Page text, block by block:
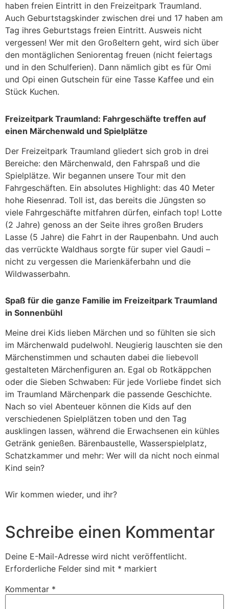
haben freien Eintritt in den Freizeitpark Traumland.
Auch Geburtstagskinder zwischen drei und 17 haben am
Tag ihres Geburtstags freien Eintritt. Ausweis nicht
vergessen! Wer mit den Großeltern geht, wird sich über
den montäglichen Seniorentag freuen (nicht feiertags
und in den Schulferien). Dann nämlich gibt es für Omi
und Opi einen Gutschein für eine Tasse Kaffee und ein
Stück Kuchen.
Freizeitpark Traumland: Fahrgeschäfte treffen auf
einen Märchenwald und Spielplätze
Der Freizeitpark Traumland gliedert sich grob in drei
Bereiche: den Märchenwald, den Fahrspaß und die
Spielplätze. Wir begannen unsere Tour mit den
Fahrgeschäften. Ein absolutes Highlight: das 40 Meter
hohe Riesenrad. Toll ist, das bereits die Jüngsten so
viele Fahrgeschäfte mitfahren dürfen, einfach top! Lotte
(2 Jahre) genoss an der Seite ihres großen Bruders
Lasse (5 Jahre) die Fahrt in der Raupenbahn. Und auch
das verrückte Waldhaus sorgte für super viel Gaudi –
nicht zu vergessen die Marienkäferbahn und die
Wildwasserbahn.
Spaß für die ganze Familie im Freizeitpark Traumland
in Sonnenbühl
Meine drei Kids lieben Märchen und so fühlten sie sich
im Märchenwald pudelwohl. Neugierig lauschten sie den
Märchenstimmen und schauten dabei die liebevoll
gestalteten Märchenfiguren an. Egal ob Rotkäppchen
oder die Sieben Schwaben: Für jede Vorliebe findet sich
im Traumland Märchenpark die passende Geschichte.
Nach so viel Abenteuer können die Kids auf den
verschiedenen Spielplätzen toben und den Tag
ausklingen lassen, während die Erwachsenen ein kühles
Getränk genießen. Bärenbaustelle, Wasserspielplatz,
Schatzkammer und mehr: Wer will da nicht noch einmal
Kind sein?
Wir kommen wieder, und ihr?
Schreibe einen Kommentar
Deine E-Mail-Adresse wird nicht veröffentlicht.
Erforderliche Felder sind mit * markiert
Kommentar *